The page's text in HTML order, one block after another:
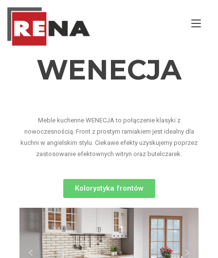
WENECJA
Meble kuchenne WENECJA to połączenie klasyki z
nowoczesnością. Front z prostym ramiakiem jest idealny dla
kuchni w angielskim stylu. Ciekawe efekty uzyskujemy poprzez
zastosowanie efektownych witryn oraz butelczarek.
Kolorystyka frontów